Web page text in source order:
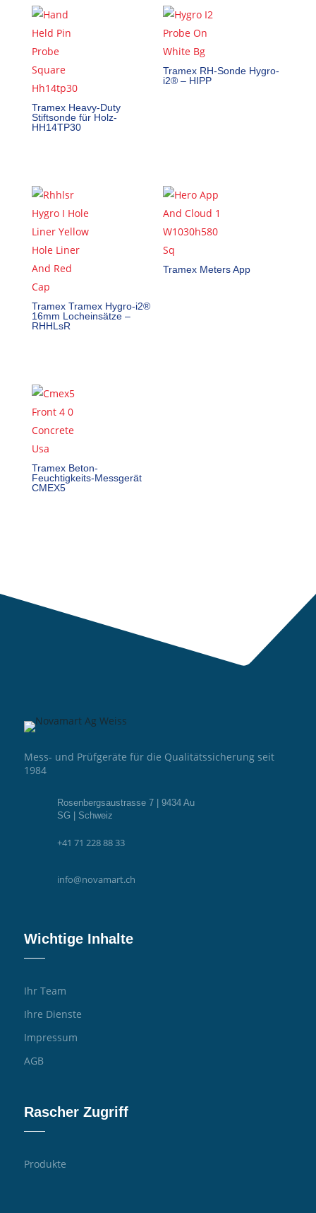
Tramex Heavy-Duty
Stiftsonde für Holz-
HH14TP30
Tramex RH-Sonde Hygro-
i2® – HIPP
Tramex Tramex Hygro-i2®
16mm Locheinsätze –
RHHLsR
Tramex Meters App
Tramex Beton-
Feuchtigkeits-Messgerät
CMEX5
Mess- und Prüfgeräte für die Qualitätssicherung seit
1984
Rosenbergsaustrasse 7 | 9434 Au
SG | Schweiz
+41 71 228 88 33
info@novamart.ch
Wichtige Inhalte
Ihr Team
Ihre Dienste
Impressum
AGB
Rascher Zugriff
Produkte